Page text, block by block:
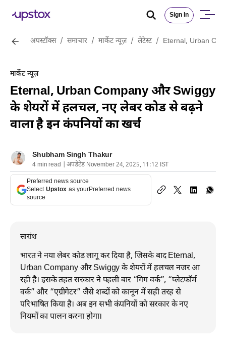
Sign In
अपस्टॉक्स / समाचार / मार्केट न्यूज़ / लेटेस्ट / Eternal, Urban
मार्केट न्यूज़
Eternal, Urban Company और Swiggy
के शेयरों में हलचल, नए लेबर कोड से बढ़ने
वाला है इन कंपनियों का खर्च
Shubham Singh Thakur
4 min read | अपडेटेड November 24, 2025, 11:12 IST
Preferred news source
Select Upstox as yourPreferred news
source
सारांश
भारत ने नया लेबर कोड लागू कर दिया है, जिसके बाद Eternal,
Urban Company और Swiggy के शेयरों में हलचल नजर आ
रही है। इसके तहत सरकार ने पहली बार “गिग वर्क”, “प्लेटफॉर्म
वर्क” और “एग्रीगेटर” जैसे शब्दों को कानून में सही तरह से
परिभाषित किया है। अब इन सभी कंपनियों को सरकार के नए
नियमों का पालन करना होगा।